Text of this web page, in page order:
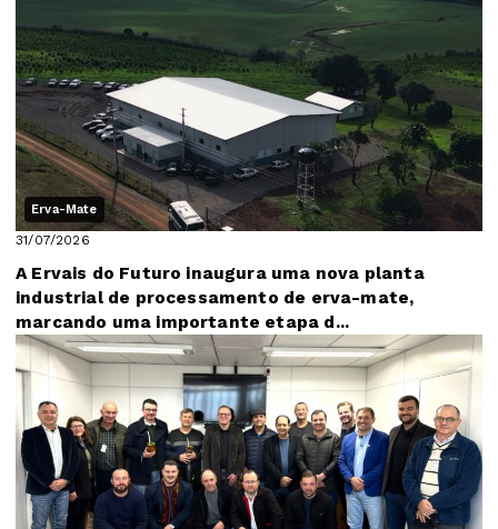
Erva-Mate
31/07/2026
A Ervais do Futuro inaugura uma nova planta
industrial de processamento de erva-mate,
marcando uma importante etapa d...